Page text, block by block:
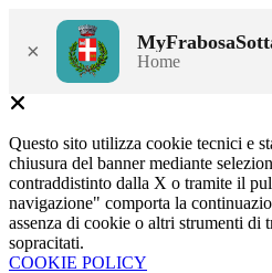
× Home
Questo sito utilizza cookie tecnici e
chiusura del banner mediante
contraddistinto dalla X o tramite il
navigazione" comporta la
assenza di cookie o altri strumenti di
sopracitati.
COOKIE POLICY